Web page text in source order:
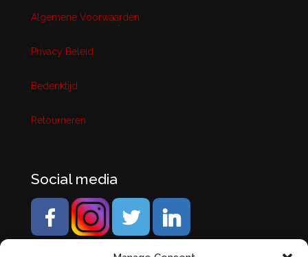
Algemene Voorwaarden
Privacy Beleid
Bedenktijd
Retourneren
Social media